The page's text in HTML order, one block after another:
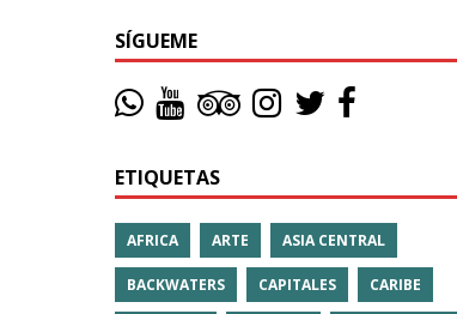
SÍGUEME
ETIQUETAS
AFRICA ARTE ASIA CENTRAL
BACKWATERS CAPITALES CARIBE